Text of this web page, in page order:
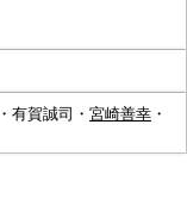
有賀誠司・ 宮崎善幸 ・